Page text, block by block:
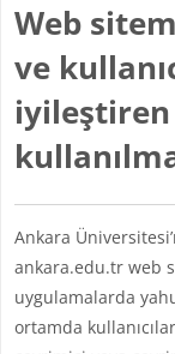
Web
ve
Ankara
ankara.edu.tr web
uygulamalarda
ortamda